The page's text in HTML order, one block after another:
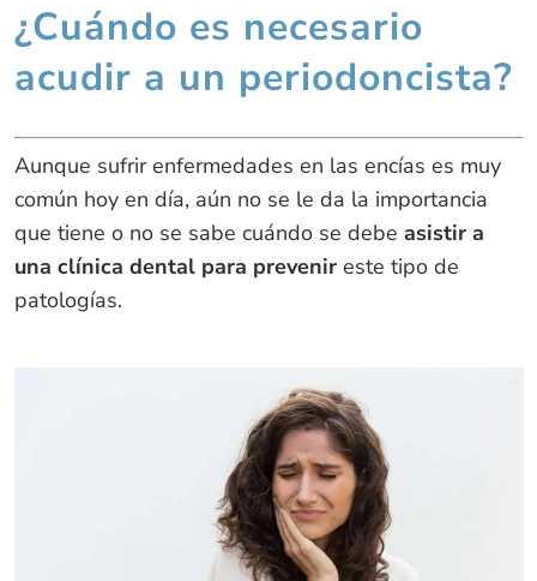
¿Cuándo es necesario
acudir a un periodoncista?
Aunque sufrir enfermedades en las encías es muy
común hoy en día, aún no se le da la importancia
que tiene o no se sabe cuándo se debe asistir a
una clínica dental para prevenireste tipo de
patologías.